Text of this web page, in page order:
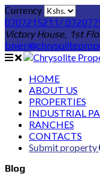
Currency
0707215211/
Victory House, 1st
HOME
ABOUT US
PROPERTIES
INDUSTRIAL
RANCHES
CONTACTS
Submit property
Blog